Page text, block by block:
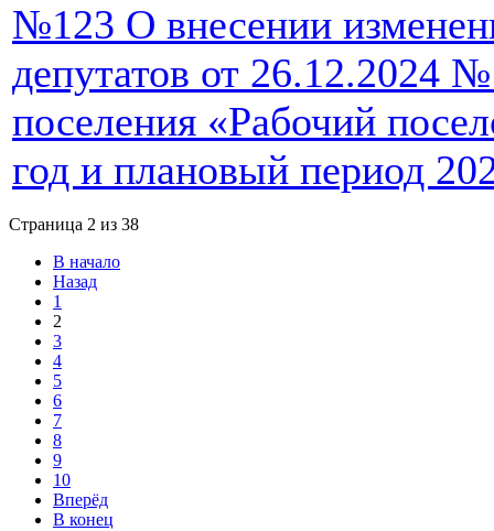
№123 О внесении
депутатов от 26.12.2024
поселения «Рабочий
год и плановый период
Страница 2 из 38
В начало
Назад
1
2
3
4
5
6
7
8
9
10
Вперёд
В конец